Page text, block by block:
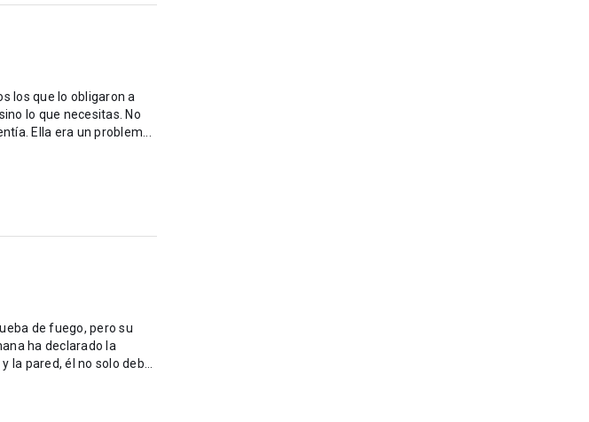
lo que necesitas. No
Ella era un problem...
de fuego, pero su
ha declarado la